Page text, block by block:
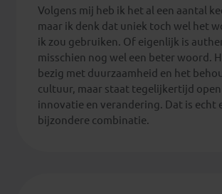
Volgens mij heb ik het al een aantal
maar ik denk dat uniek toch wel het
ik zou gebruiken. Of eigenlijk is
misschien nog wel een beter woord.
bezig met duurzaamheid en het
cultuur, maar staat tegelijkertijd
innovatie en verandering. Dat is echt
bijzondere combinatie.